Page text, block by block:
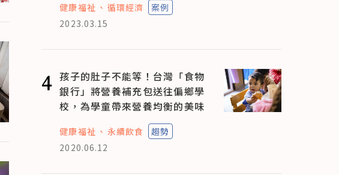
健康福祉 循環經濟
案例
2023.03.15
4 孩子的肚子不能等！台灣「食物
銀行」將營養補充包送往偏鄉學
校，為學童帶來營養均衡的美味
健康福祉 永續飲食
趨勢
2020.06.12